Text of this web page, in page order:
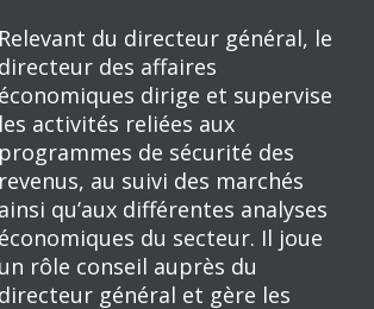
Relevant du directeur général, le
directeur des affaires
économiques dirige et supervise
les activités reliées aux
programmes de sécurité des
revenus, au suivi des marchés
ainsi qu’aux différentes analyses
économiques du secteur. Il joue
un rôle conseil auprès du
directeur général et gère les